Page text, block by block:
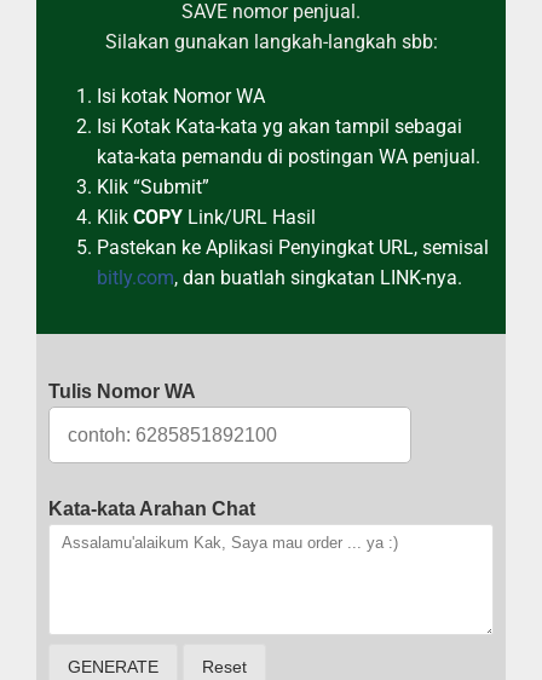
SAVE nomor penjual.
Silakan gunakan langkah-langkah sbb:
Isi kotak Nomor WA
Isi Kotak Kata-kata yg akan tampil sebagai
kata-kata pemandu di postingan WA penjual.
Klik “Submit”
Klik COPY Link/URL Hasil
Pastekan ke Aplikasi Penyingkat URL, semisal
bitly.com, dan buatlah singkatan LINK-nya.
Tulis Nomor WA
Kata-kata Arahan Chat